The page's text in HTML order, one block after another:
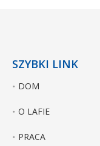
SZYBKI LINK
DOM
O LAFIE
PRACA